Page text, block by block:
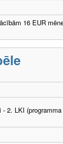
16 EUR
2. LKI (programma